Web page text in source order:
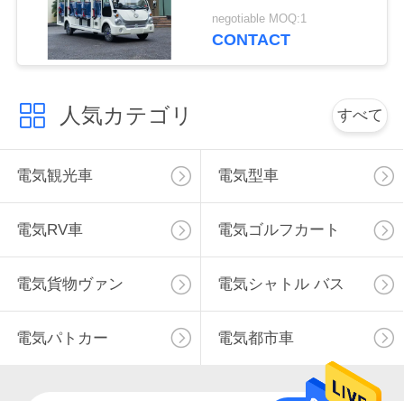
い
ニ
ュ
ー
ス
動車
negotiable MOQ:1
CONTACT
人気カテゴリ すべて
電気観光車 電気型車
電気RV車 電気ゴルフカート
電気貨物ヴァン 電気シャトル バス
電気パトカー 電気都市車